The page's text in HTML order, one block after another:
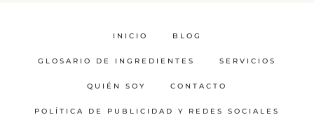
INICIO BLOG
GLOSARIO DE INGREDIENTES SERVICIOS
QUIÉN SOY CONTACTO
POLÍTICA DE PUBLICIDAD Y REDES SOCIALES